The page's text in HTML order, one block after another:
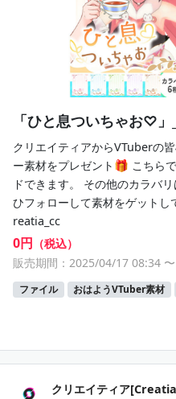
「ひと息ついちゃお♡
クリエイティアからVTuberの
ー素材をプレゼント🎁 こちら
ドできます。 その他のカラバ
ひフォローして素材をゲット
reatia_cc
0円 （税込）
販売期間：2025/04/17 08:34 〜
ファイル おはようVTuber素材
クリエイティア